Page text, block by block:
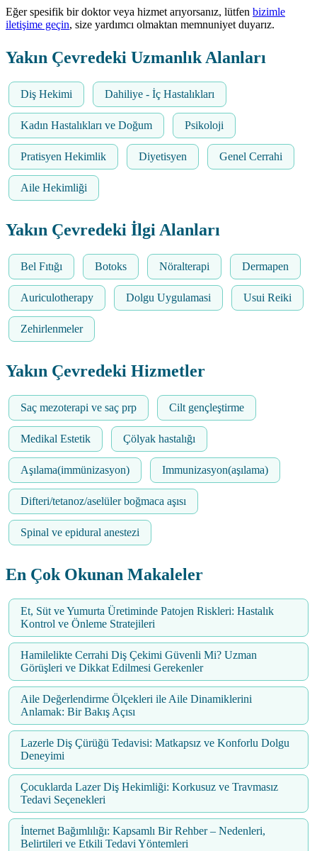
Eğer spesifik bir doktor veya hizmet arıyorsanız, lütfen bizimle
iletişime geçin, size yardımcı olmaktan memnuniyet duyarız.
Yakın Çevredeki Uzmanlık Alanları
Diş Hekimi Dahiliye - İç Hastalıkları
Kadın Hastalıkları ve Doğum Psikoloji
Pratisyen Hekimlik Diyetisyen Genel Cerrahi
Aile Hekimliği
Yakın Çevredeki İlgi Alanları
Bel Fıtığı Botoks Nöralterapi Dermapen
Auriculotherapy Dolgu Uygulamasi Usui Reiki
Zehirlenmeler
Yakın Çevredeki Hizmetler
Saç mezoterapi ve saç prp Cilt gençleştirme
Medikal Estetik Çölyak hastalığı
Aşılama(immünizasyon) Immunizasyon(aşılama)
Difteri/tetanoz/aselüler boğmaca aşısı
Spinal ve epidural anestezi
En Çok Okunan Makaleler
Et, Süt ve Yumurta Üretiminde Patojen Riskleri: Hastalık
Kontrol ve Önleme Stratejileri
Hamilelikte Cerrahi Diş Çekimi Güvenli Mi? Uzman
Görüşleri ve Dikkat Edilmesi Gerekenler
Aile Değerlendirme Ölçekleri ile Aile Dinamiklerini
Anlamak: Bir Bakış Açısı
Lazerle Diş Çürüğü Tedavisi: Matkapsız ve Konforlu Dolgu
Deneyimi
Çocuklarda Lazer Diş Hekimliği: Korkusuz ve Travmasız
Tedavi Seçenekleri
İnternet Bağımlılığı: Kapsamlı Bir Rehber – Nedenleri,
Belirtileri ve Etkili Tedavi Yöntemleri